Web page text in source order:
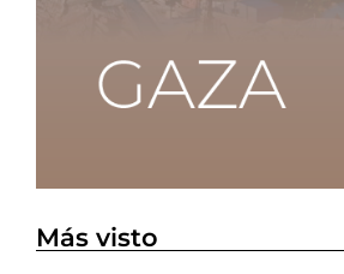
Más visto